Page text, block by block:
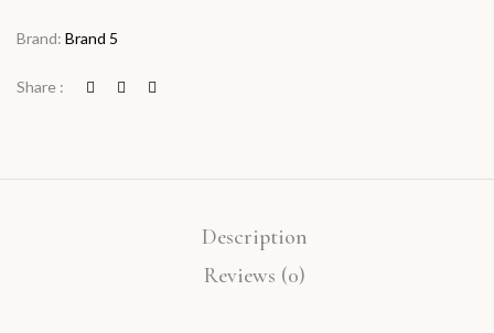
Brand: Brand 5
Share :
Description
Reviews (0)